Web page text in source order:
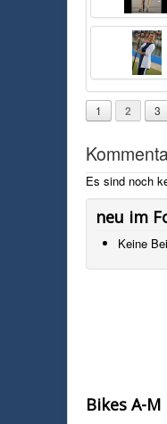
1 2 3
Es sind noch
neu im
Keine
Bikes A-M